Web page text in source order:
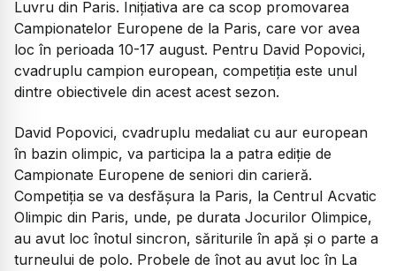
Luvru din Paris. Inițiativa are ca scop promovarea
Campionatelor Europene de la Paris, care vor avea
loc în perioada 10-17 august. Pentru David Popovici,
cvadruplu campion european, competiția este unul
dintre obiectivele din acest acest sezon.
David Popovici, cvadruplu medaliat cu aur european
în bazin olimpic, va participa la a patra ediție de
Campionate Europene de seniori din carieră.
Competiția se va desfășura la Paris, la Centrul Acvatic
Olimpic din Paris, unde, pe durata Jocurilor Olimpice,
au avut loc înotul sincron, săriturile în apă și o parte a
turneului de polo. Probele de înot au avut loc în La